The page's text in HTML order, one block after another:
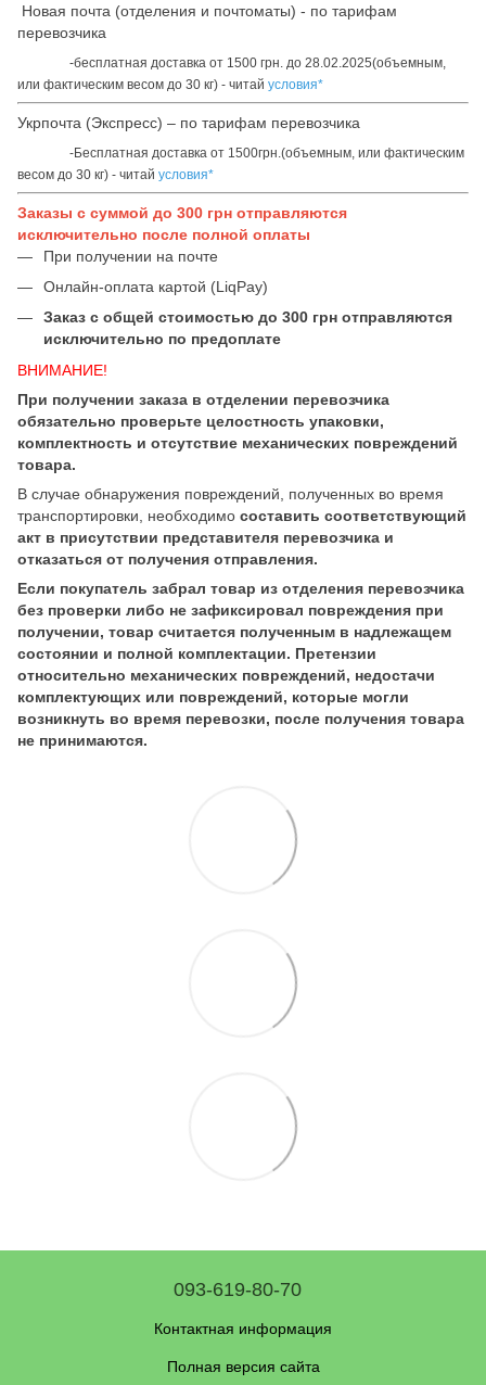
Новая почта (отделения и почтоматы) - по тарифам
перевозчика
-бесплатная доставка от 1500 грн. до 28.02.2025(объемным,
или фактическим весом до 30 кг) - читай условия*
Укрпочта (Экспресс) – по тарифам перевозчика
-Бесплатная доставка от 1500грн.(объемным, или фактическим
весом до 30 кг) - читай условия*
Заказы с суммой до 300 грн отправляются
исключительно после полной оплаты
При получении на почте
Онлайн-оплата картой (LiqPay)
Заказ с общей стоимостью до 300 грн отправляются
исключительно по предоплате
ВНИМАНИЕ!
При получении заказа в отделении перевозчика
обязательно проверьте целостность упаковки,
комплектность и отсутствие механических повреждений
товара.
В случае обнаружения повреждений, полученных во время
транспортировки, необходимо составить соответствующий
акт в присутствии представителя перевозчика и
отказаться от получения отправления.
Если покупатель забрал товар из отделения перевозчика
без проверки либо не зафиксировал повреждения при
получении, товар считается полученным в надлежащем
состоянии и полной комплектации. Претензии
относительно механических повреждений, недостачи
комплектующих или повреждений, которые могли
возникнуть во время перевозки, после получения товара
не принимаются.
093-619-80-70
Контактная информация
Полная версия сайта